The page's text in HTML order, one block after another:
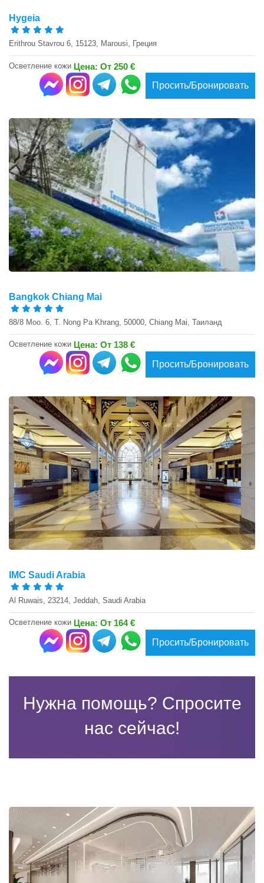
Hygeia
Erithrou Stavrou 6, 15123, Marousi, Греция
Осветление кожи Цена: От 250 €
Просить/Бронировать
Bangkok Chiang Mai
88/8 Moo. 6, T. Nong Pa Khrang, 50000, Chiang Mai, Таиланд
Осветление кожи Цена: От 138 €
Просить/Бронировать
IMC Saudi Arabia
Al Ruwais, 23214, Jeddah, Saudi Arabia
Осветление кожи Цена: От 164 €
Просить/Бронировать
Нужна помощь? Спросите
нас сейчас!